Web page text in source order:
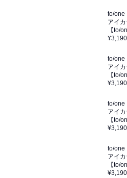
to/one
アイ
【to/
¥3,190
to/one
アイ
【to/
¥3,190
to/one
アイ
【to/
¥3,190
to/one
アイ
【to/
¥3,190